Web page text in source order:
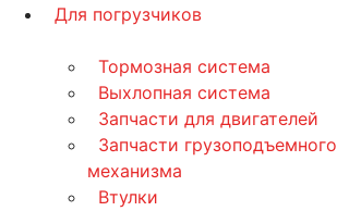
Для погрузчиков
Тормозная система
Выхлопная система
Запчасти для двигателей
Запчасти грузоподъемного
механизма
Втулки